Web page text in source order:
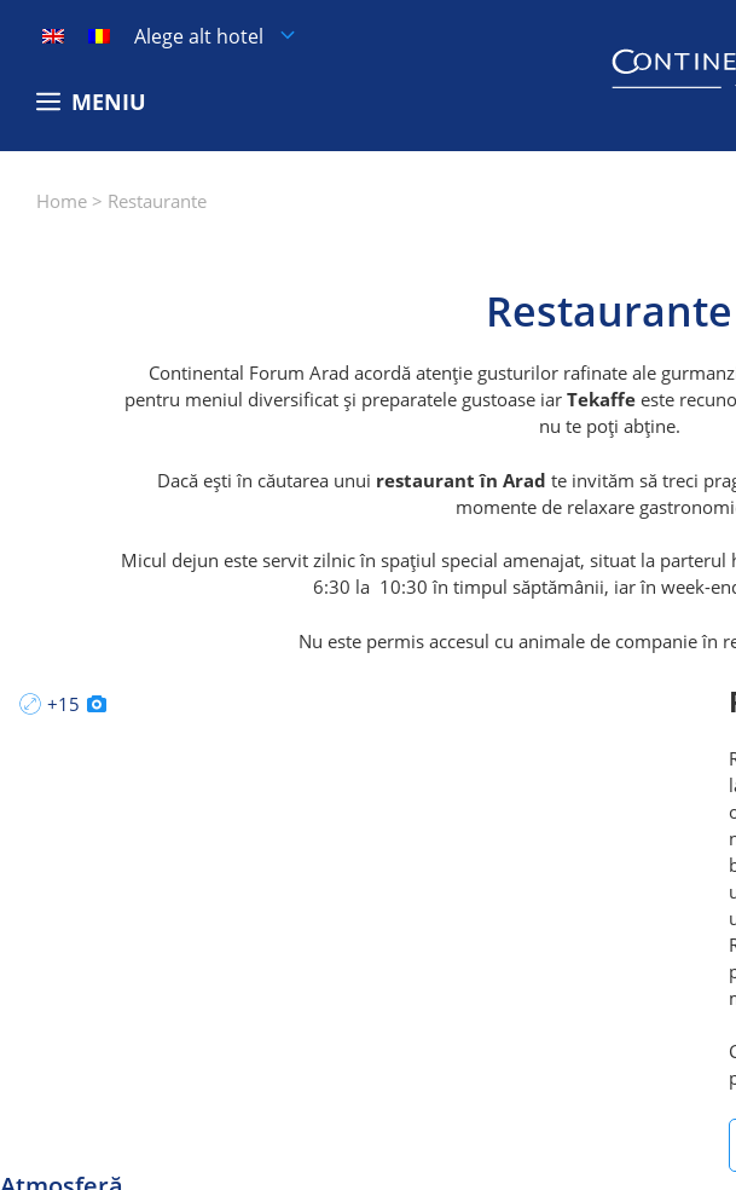
Alege alt hotel
MENIU
Home > Restaurante
Restaurante
Continental Forum Arad acordă atenție gusturilor rafinate ale
pentru meniul diversificat și preparatele gustoase iar Tekaffe este
nu te poți abține.
Dacă ești în căutarea unui restaurant în Arad te invităm să treci
momente de relaxare
Micul dejun este servit zilnic în spațiul special amenajat, situat la
6:30 la 10:30 în timpul săptămânii, iar în week-
Nu este permis accesul cu animale de companie în
+15